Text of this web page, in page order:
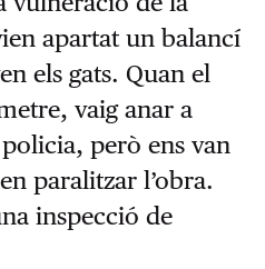
apartat un balancí
els gats. Quan el
vaig anar a
però ens van
paralitzar l’obra.
inspecció de